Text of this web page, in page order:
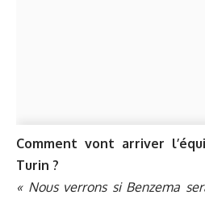
Comment vont arriver
Turin ?
« Nous verrons si Benzema